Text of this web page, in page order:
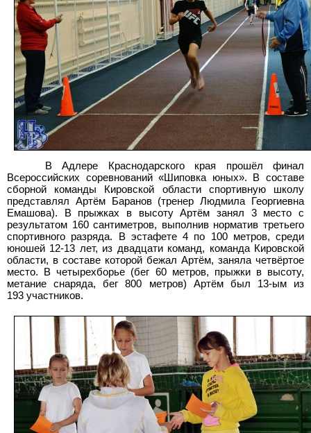
В Адлере Краснодарского края прошёл финал
Всероссийских соревнований «Шиповка юных». В составе
сборной команды Кировской области спортивную школу
представлял Артём Баранов (тренер Людмила Георгиевна
Емашова). В прыжках в высоту Артём занял 3 место с
результатом 160 сантиметров, выполнив норматив третьего
спортивного разряда. В эстафете 4 по 100 метров, среди
юношей 12-13 лет, из двадцати команд, команда Кировской
области, в составе которой бежал Артём, заняла четвёртое
место. В четырехборье (бег 60 метров, прыжки в высоту,
метание снаряда, бег 800 метров) Артём был 13-ым из
193 участников.